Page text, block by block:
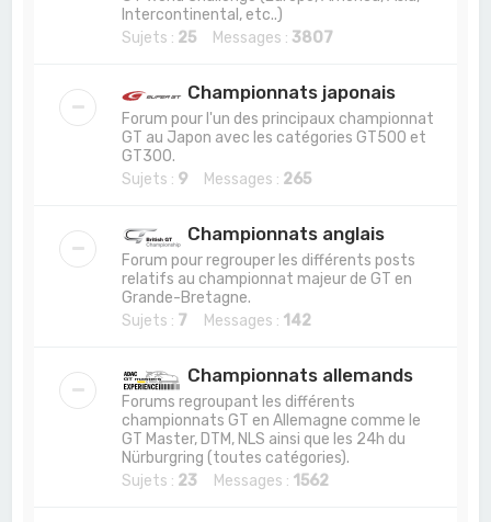
Intercontinental, etc..)
Sujets : 25 Messages : 3807
Championnats japonais
Forum pour l'un des principaux championnat
GT au Japon avec les catégories GT500 et
GT300.
Sujets : 9 Messages : 265
Championnats anglais
Forum pour regrouper les différents posts
relatifs au championnat majeur de GT en
Grande-Bretagne.
Sujets : 7 Messages : 142
Championnats allemands
Forums regroupant les différents
championnats GT en Allemagne comme le
GT Master, DTM, NLS ainsi que les 24h du
Nürburgring (toutes catégories).
Sujets : 23 Messages : 1562